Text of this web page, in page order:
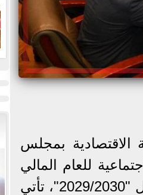
الاقتصادية بمجلس
للعام المالي
2026/ 2027، والإطار العام للخطة متوسطة الأجل "2029/2030"، تأتي